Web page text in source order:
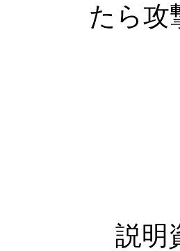
たら攻
説明